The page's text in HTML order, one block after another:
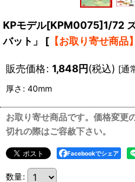
KPモデル[KPM0075]1/72
バット」
[ 【お取り寄せ商品】
販売価格: 1,848円(税込) [通
厚さ : 40mm
お取り寄せ商品です。価格変更
切れの際はご容赦下さい。
Facebookでシェア
数量: